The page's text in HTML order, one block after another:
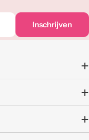
Inschrijven